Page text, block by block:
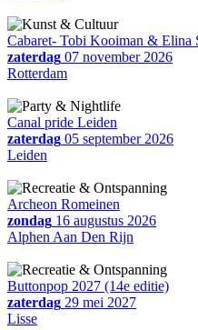
Cabaret- Tobi Kooiman & Elina
zaterdag 07 november 2026
Rotterdam
Canal pride Leiden
zaterdag 05 september 2026
Leiden
Archeon Romeinen
zondag 16 augustus 2026
Alphen Aan Den Rijn
Buttonpop 2027 (14e editie)
zaterdag 29 mei 2027
Lisse